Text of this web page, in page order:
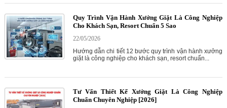
Quy Trình Vận Hành Xưởng Giặt Là Công Nghiệp
Cho Khách Sạn, Resort Chuẩn 5 Sao
22/05/2026
Hướng dẫn chi tiết 12 bước quy trình vận hành xưởng
giặt là công nghiệp cho khách sạn, resort chuẩn...
Tư Vấn Thiết Kế Xưởng Giặt Là Công Nghiệp
Chuẩn Chuyên Nghiệp [2026]